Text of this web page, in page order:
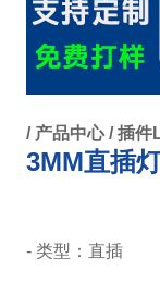
/ 产品中心/插件
3MM直插
- 类型：直插